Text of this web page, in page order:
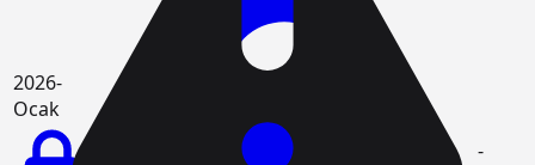
2026-
Ocak
-